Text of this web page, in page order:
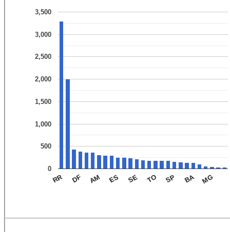
RR DF AM ES SE TO SP BA MG
0
500
1,000
1,500
2,000
2,500
3,000
3,500